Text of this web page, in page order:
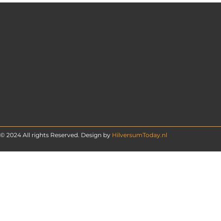
© 2024 All rights Reserved. Design by HilversumToday.nl